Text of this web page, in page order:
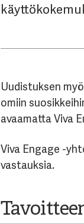
Uudistuksen
omiin
avaamatta Viva
Viva Engage -
vastauksia.